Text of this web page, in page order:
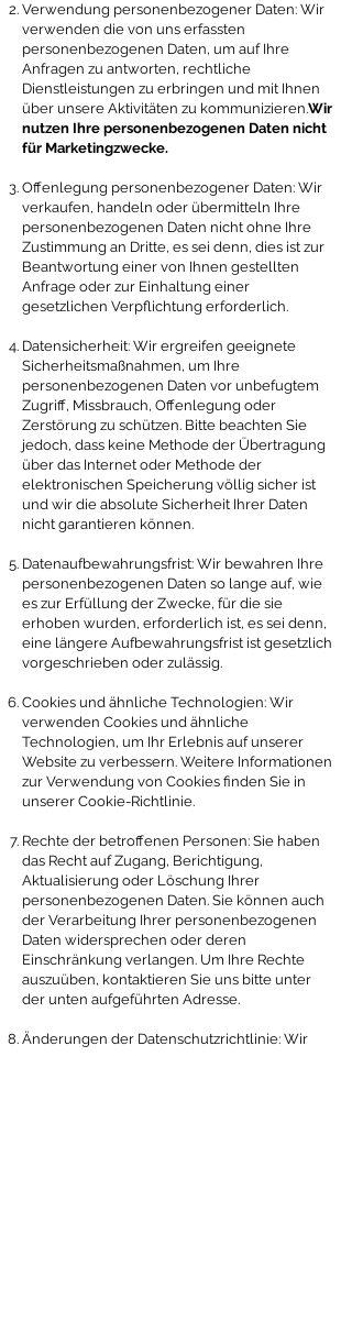
Verwendung personenbezogener Daten: Wir
verwenden die von uns erfassten
personenbezogenen Daten, um auf Ihre
Anfragen zu antworten, rechtliche
Dienstleistungen zu erbringen und mit Ihnen
über unsere Aktivitäten zu kommunizieren.Wir
nutzen Ihre personenbezogenen Daten nicht
für Marketingzwecke.
Offenlegung personenbezogener Daten: Wir
verkaufen, handeln oder übermitteln Ihre
personenbezogenen Daten nicht ohne Ihre
Zustimmung an Dritte, es sei denn, dies ist zur
Beantwortung einer von Ihnen gestellten
Anfrage oder zur Einhaltung einer
gesetzlichen Verpflichtung erforderlich.
Datensicherheit: Wir ergreifen geeignete
Sicherheitsmaßnahmen, um Ihre
personenbezogenen Daten vor unbefugtem
Zugriff, Missbrauch, Offenlegung oder
Zerstörung zu schützen. Bitte beachten Sie
jedoch, dass keine Methode der Übertragung
über das Internet oder Methode der
elektronischen Speicherung völlig sicher ist
und wir die absolute Sicherheit Ihrer Daten
nicht garantieren können.
Datenaufbewahrungsfrist: Wir bewahren Ihre
personenbezogenen Daten so lange auf, wie
es zur Erfüllung der Zwecke, für die sie
erhoben wurden, erforderlich ist, es sei denn,
eine längere Aufbewahrungsfrist ist gesetzlich
vorgeschrieben oder zulässig.
Cookies und ähnliche Technologien: Wir
verwenden Cookies und ähnliche
Technologien, um Ihr Erlebnis auf unserer
Website zu verbessern. Weitere Informationen
zur Verwendung von Cookies finden Sie in
unserer Cookie-Richtlinie.
Rechte der betroffenen Personen: Sie haben
das Recht auf Zugang, Berichtigung,
Aktualisierung oder Löschung Ihrer
personenbezogenen Daten. Sie können auch
der Verarbeitung Ihrer personenbezogenen
Daten widersprechen oder deren
Einschränkung verlangen. Um Ihre Rechte
auszuüben, kontaktieren Sie uns bitte unter
der unten aufgeführten Adresse.
Änderungen der Datenschutzrichtlinie: Wir